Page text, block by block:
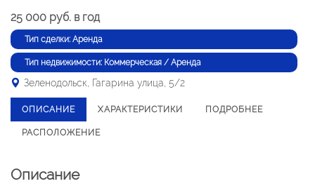
25 000 руб. в год
Тип сделки: Аренда
Тип недвижимости: Коммерческая / Аренда
Зеленодольск, Гагарина улица, 5/2
ОПИСАНИЕ ХАРАКТЕРИСТИКИ ПОДРОБНЕЕ
РАСПОЛОЖЕНИЕ
Описание